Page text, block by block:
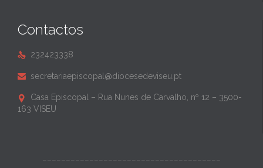
Contactos
 232423338
 secretariaepiscopal@diocesedeviseu.pt

Casa Episcopal – Rua Nunes de Carvalho, nº 12 – 3500-
163 VISEU